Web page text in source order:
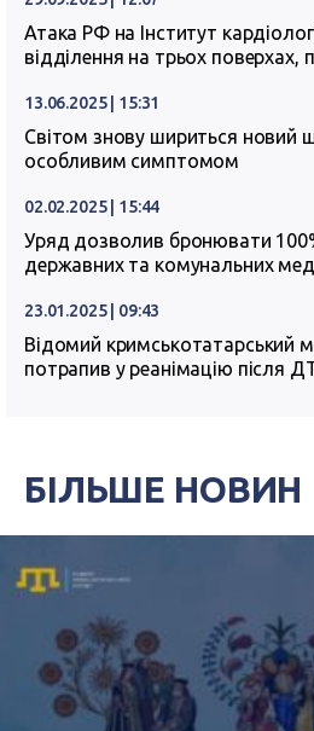
Атака РФ на Інститут
відділення на трьох поверхах,
13.06.2025 | 15:31
Світом знову шириться новий
особливим симптомом
02.02.2025 | 15:44
Уряд дозволив бронювати
державних та комунальних
23.01.2025 | 09:43
Відомий кримськотатарський
потрапив у реанімацію після
БІЛЬШЕ НОВИН